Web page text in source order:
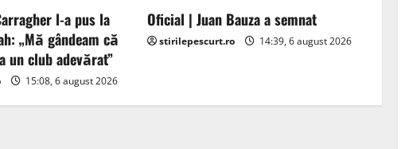
l-a pus la
„Mă gândeam că
un club adevărat”
15:08, 6 august 2026
Oficial | Juan Bauza a semnat
stirilepescurt.ro 14:39, 6 august 2026